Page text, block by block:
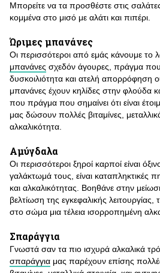
Μπορείτε να τα προσθέστε στις
κομμένα στο μισό με αλάτι και πιπέρι.
Ώριμες μπανάνες
Οι περισσότεροι από εμάς κάνουμε το
μπανάνες σχεδόν άγουρες, πράγμα
δυσκοιλιότητα και ατελή απορρόφηση
μπανάνες έχουν κηλίδες στην φλούδα
που πράγμα που σημαίνει ότι είναι
μας δώσουν πολλές βιταμίνες,
αλκαλικότητα.
Αμύγδαλα
Οι περισσότεροι ξηροί καρποί είναι
γαλάκτωμά τους, είναι καταπληκτικές
και αλκαλικότητας. Βοηθάνε στην
βελτίωση της εγκεφαλικής
στο σώμα μια τέλεια ισορροπημένη
Σπαράγγια
Γνωστά σαν τα πιο ισχυρά αλκαλικά
σπαράγγια μας παρέχουν επίσης